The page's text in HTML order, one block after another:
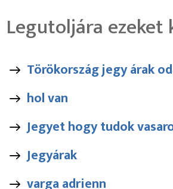
Legutoljára ezeket
Törökország jegy árak
hol van
Jegyet hogy tudok
Jegyárak
varga adrienn